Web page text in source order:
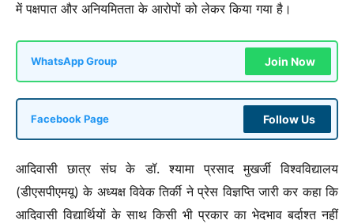
में पक्षपात और अनियमितता के आरोपों को लेकर किया गया है।
WhatsApp Group Join Now
Facebook Page Follow Us
आदिवासी छात्र संघ के डॉ. श्यामा प्रसाद मुखर्जी विश्वविद्यालय
(डीएसपीएमयू) के अध्यक्ष विवेक तिर्की ने प्रेस विज्ञप्ति जारी कर कहा कि
आदिवासी विद्यार्थियों के साथ किसी भी प्रकार का भेदभाव बर्दाश्त नहीं